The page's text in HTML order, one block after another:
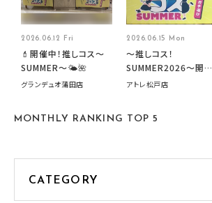
2026.06.12 Fri
💄開催中！推しコス〜
SUMMER〜🌤️🌺
グランデュオ蒲田店
2026.06.15 Mon
～推しコス！
SUMMER2026～開催
中です！
アトレ松戸店
MONTHLY RANKING TOP 5